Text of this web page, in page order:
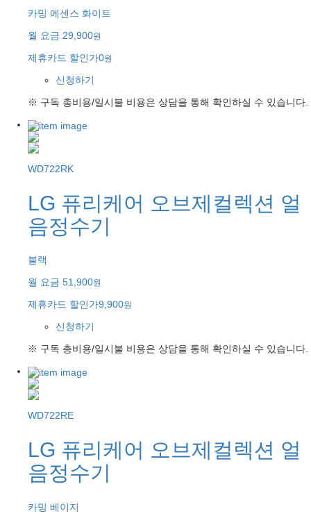
카밍 에센스 화이트
월 요금 29,900원
제휴카드 할인가0원
신청하기
※ 구독 총비용/일시불 비용은 상담을 통해 확인하실 수 있습니다.
WD722RK
LG 퓨리케어 오브제컬렉션 얼
음정수기
블랙
월 요금 51,900원
제휴카드 할인가9,900원
신청하기
※ 구독 총비용/일시불 비용은 상담을 통해 확인하실 수 있습니다.
WD722RE
LG 퓨리케어 오브제컬렉션 얼
음정수기
카밍 베이지